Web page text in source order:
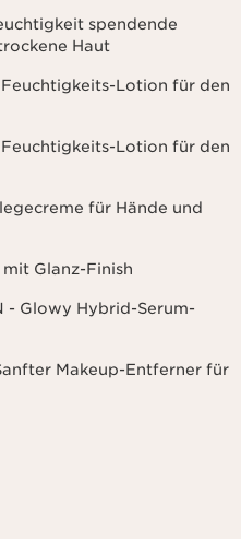
spendende
Haut
Lotion für den
Lotion für den
für Hände und
Glanz-Finish
- Glowy Hybrid-Serum-
Makeup-Entferner für